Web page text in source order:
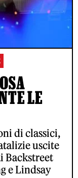
LE
di classici,
uscite
Backstreet
e Lindsay